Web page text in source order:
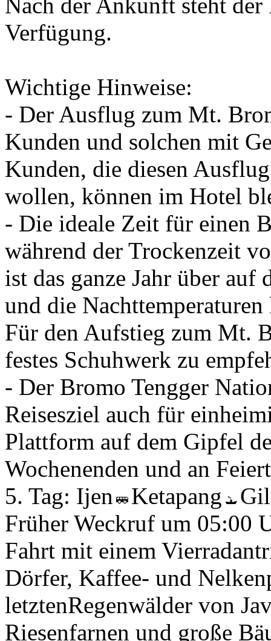
Nach der Ankunft steht der
Verfügung.
Wichtige Hinweise:
- Der Ausflug zum Mt.
Kunden und solchen mit
Kunden, die diesen
wollen, können im Hotel
- Die ideale Zeit für einen
während der Trockenzeit
ist das ganze Jahr über
und die
Für den Aufstieg zum Mt.
festes Schuhwerk zu
- Der Bromo Tengger
Reisesziel auch für
Plattform auf dem Gipfel
Wochenenden und an
5. Tag: Ijen Ketapang
Früher Weckruf um 05:00
Fahrt mit einem
Dörfer, Kaffee- und
letztenRegenwälder von
Riesenfarnen und große